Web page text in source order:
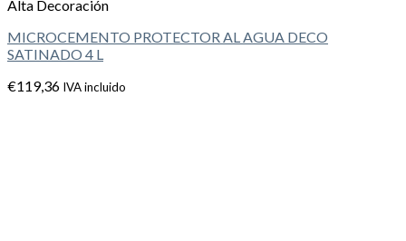
Alta Decoración
MICROCEMENTO PROTECTOR AL AGUA DECO
SATINADO 4 L
€119,36 IVA incluido